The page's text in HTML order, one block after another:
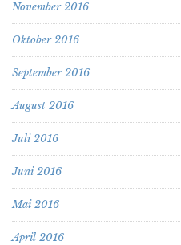
November 2016
Oktober 2016
September 2016
August 2016
Juli 2016
Juni 2016
Mai 2016
April 2016